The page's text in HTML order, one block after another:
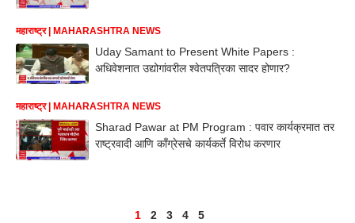
महाराष्ट्र | MAHARASHTRA NEWS
Uday Samant to Present White Papers :
अधिवेशनात उद्योगांवरील श्वेतपत्रिका सादर होणार?
महाराष्ट्र | MAHARASHTRA NEWS
Sharad Pawar at PM Program : पवार कार्यक्रमात तर
राष्ट्रवादी आणि काँग्रेसचे कार्यकर्ते विरोध करणार
1 2 3 4 5